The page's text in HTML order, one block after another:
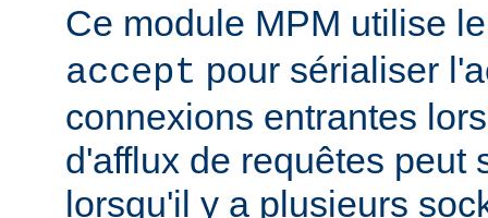
Ce module MPM utilise
accept pour sérialiser
connexions entrantes
d'afflux de requêtes peut
lorsqu'il y a plusieurs